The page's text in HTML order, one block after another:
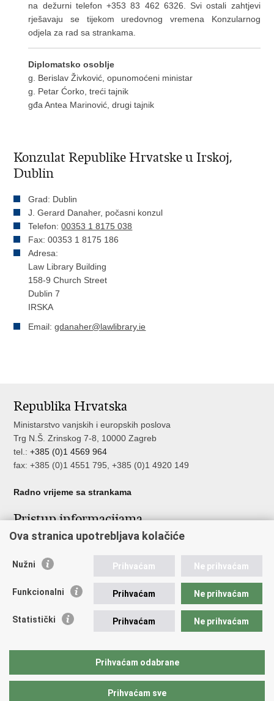
na dežurni telefon +353 83 462 6326. Svi ostali zahtjevi
rješavaju se tijekom uredovnog vremena Konzularnog
odjela za rad sa strankama.
Diplomatsko osoblje
g. Berislav Živković, opunomoćeni ministar
g. Petar Ćorko, treći tajnik
gđa Antea Marinović, drugi tajnik
Konzulat Republike Hrvatske u Irskoj,
Dublin
Grad: Dublin
J. Gerard Danaher, počasni konzul
Telefon:00353 1 8175 038
Fax: 00353 1 8175 186
Adresa:
Law Library Building
158-9 Church Street
Dublin 7
IRSKA
Email:gdanaher@lawlibrary.ie
Republika Hrvatska
Ministarstvo vanjskih i europskih poslova
Trg N.Š. Zrinskog 7-8, 10000 Zagreb
tel.:+385 (0)1 4569 964
fax: +385 (0)1 4551 795, +385 (0)1 4920 149
Radno vrijeme sa strankama
Pristup informacijama
Pristup informacijama
Nepravilnosti
Javna nabava u MVEP-u
Nadzor rada i unutarnja revizija službe vanjskih poslova
Ova stranica upotrebljava kolačiće
Nužni Prihvaćam Ne prihvaćam
Funkcionalni Prihvaćam Ne prihvaćam
Statistički Prihvaćam Ne prihvaćam
Prihvaćam odabrane
Prihvaćam sve